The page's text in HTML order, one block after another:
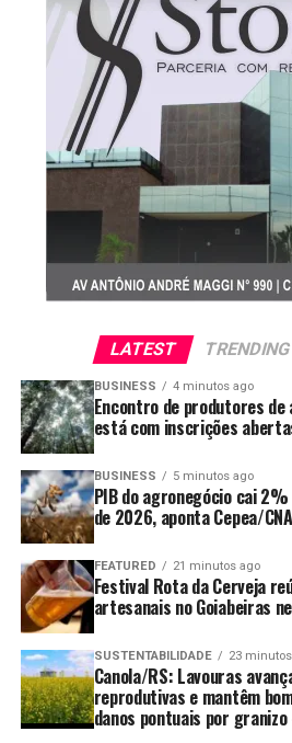
26/27, mas segue atrasada
Rural
LATEST TRENDING
BUSINESS 4 minutos ago
Encontro de produtores
está com inscrições
BUSINESS 5 minutos ago
PIB do agronegócio cai
de 2026, aponta Cepea/CNA
FEATURED 21 minutos ago
Festival Rota da Cerveja
artesanais no Goiabeiras
SUSTENTABILIDADE 23
Canola/RS: Lavouras
reprodutivas e mantêm
danos pontuais por granizo